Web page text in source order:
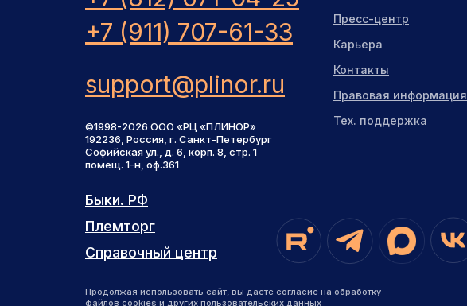
+7 (911) 707-61-33
support@plinor.ru
©1998-2026 ООО «РЦ «ПЛИНОР»
192236, Россия, г. Санкт-Петербург
Софийская ул., д. 6, корп. 8, стр. 1
помещ. 1-н, оф.361
Быки. РФ
Племторг
Справочный центр
Пресс-центр
Карьера
Контакты
Правовая информация
Продолжая использовать сайт, вы даете согласие на обработку
файлов cookies и других пользовательских данных
Быки. РФ
Племторг
Справочный центр
Тех. поддержка